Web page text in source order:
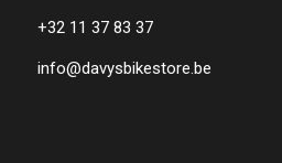
+32 11 37 83 37
info@davysbikestore.be